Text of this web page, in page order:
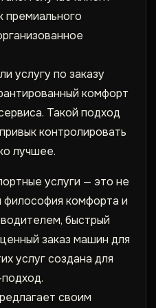
премиального
услугу по заказу
комфорт
Такой подход
контролировать
лучшее.
услуги — это не
философия комфорта и
, быстрый
заказ машин для
услуг создана для
своим